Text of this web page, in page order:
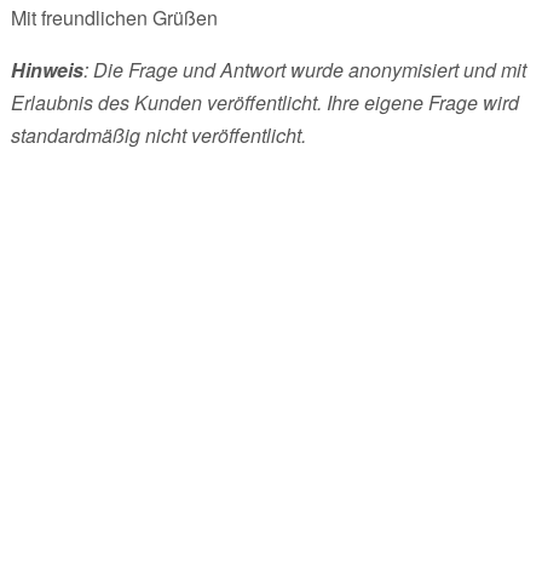
Mit freundlichen Grüßen
Hinweis: Die Frage und Antwort wurde anonymisiert und mit
Erlaubnis des Kunden veröffentlicht. Ihre eigene Frage wird
standardmäßig nicht veröffentlicht.